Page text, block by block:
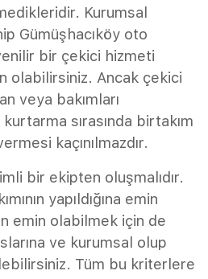
Kurumsal
Gümüşhacıköy oto
bir çekici hizmeti
olabilirsiniz. Ancak çekici
veya bakımları
kurtarma sırasında birtakım
kaçınılmazdır.
bir ekipten oluşmalıdır.
yapıldığına emin
emin olabilmek için de
ve kurumsal olup
Tüm bu kriterlere